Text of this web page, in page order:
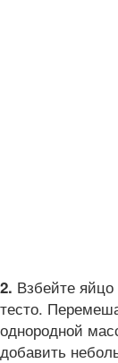
2. Взбейте яйцо
тесто.
однородной
добавить